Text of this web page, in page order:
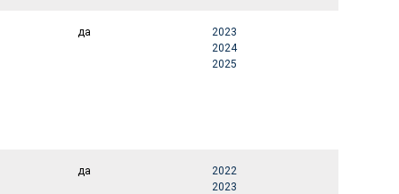
да
2023
2024
2025
да
2022
2023